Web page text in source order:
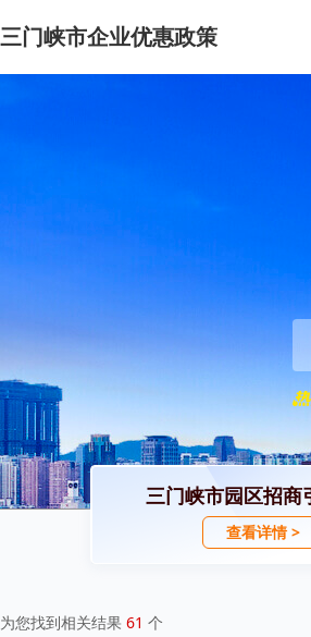
三门峡市企业优惠政策
三门峡市园区招商
查看详情 >
为您找到相关结果 61 个